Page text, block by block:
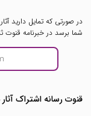
در صورتی که تمایل دارید
شما برسد در خبرنامه قنوت
قنوت رسانه اشتراک